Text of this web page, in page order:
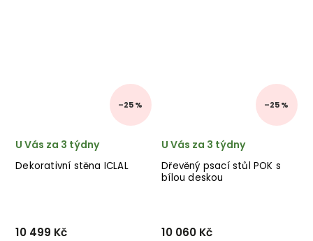
–25 %
Dekorativní stěna ICLAL
U Vás za 3 týdny
10 499 Kč
–25 %
Dřevěný psací stůl POK s
bílou deskou
U Vás za 3 týdny
10 060 Kč